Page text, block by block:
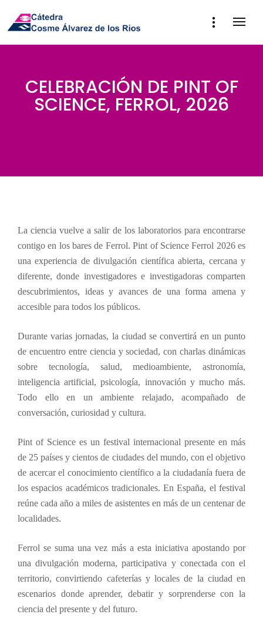
CELEBRACIÓN DE PINT OF
SCIENCE, FERROL, 2026
La ciencia vuelve a salir de los laboratorios para encontrarse
contigo en los bares de Ferrol. Pint of Science Ferrol 2026 es
una experiencia de divulgación científica abierta, cercana y
diferente, donde investigadores e investigadoras comparten
descubrimientos, ideas y avances de una forma amena y
accesible para todos los públicos.
Durante varias jornadas, la ciudad se convertirá en un punto
de encuentro entre ciencia y sociedad, con charlas dinámicas
sobre tecnología, salud, medioambiente, astronomía,
inteligencia artificial, psicología, innovación y mucho más.
Todo ello en un ambiente relajado, acompañado de
conversación, curiosidad y cultura.
Pint of Science es un festival internacional presente en más
de 25 países y cientos de ciudades del mundo, con el objetivo
de acercar el conocimiento científico a la ciudadanía fuera de
los espacios académicos tradicionales. En España, el festival
reúne cada año a miles de asistentes en más de un centenar de
localidades.
Ferrol se suma una vez más a esta iniciativa apostando por
una divulgación moderna, participativa y conectada con el
territorio, convirtiendo cafeterías y locales de la ciudad en
escenarios donde aprender, debatir y sorprenderse con la
ciencia del presente y del futuro.